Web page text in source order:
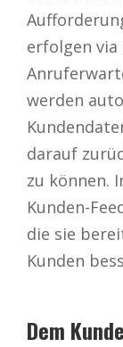
erfolgen
werden
darauf
zu können.
Kunden-
die sie
Kunden
Dem